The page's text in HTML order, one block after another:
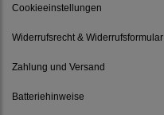
Cookieeinstellungen
Widerrufsrecht & Widerrufsformular
Zahlung und Versand
Batteriehinweise